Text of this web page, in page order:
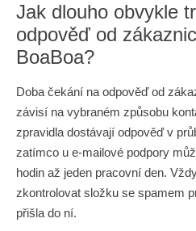
Jak dlouho obvykle
odpověď od
BoaBoa?
Doba čekání na odpověď od
závisí na vybraném způsobu
zpravidla dostávají odpověď v
zatímco u e-mailové podpory
hodin až jeden pracovní den.
zkontrolovat složku se spamem
přišla do ní.